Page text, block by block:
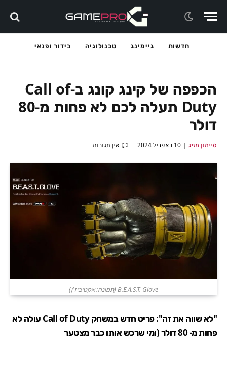
חדשות גיימינג טכנולוגיה בידור ופנאי
הכפפה של קינג קונג ב-Call of
Duty תעלה לכם לא פחות מ-80
דולר
סיימון מזיג 10 באפריל 2024 אין תגובות
B.E.A.S.T. Glove (תמונה: אקטיביז'ן)
"לא שווה את זה":
פריט חדש במשחק Call of Duty עולה לא
פחות מ- 80 דולר (ומי שרכש אותו כבר מצטער